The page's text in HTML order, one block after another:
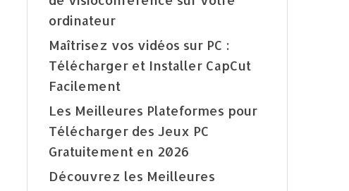
ordinateur
Maîtrisez vos vidéos sur PC :
Télécharger et Installer CapCut
Facilement
Les Meilleures Plateformes pour
Télécharger des Jeux PC
Gratuitement en 2026
Découvrez les Meilleures